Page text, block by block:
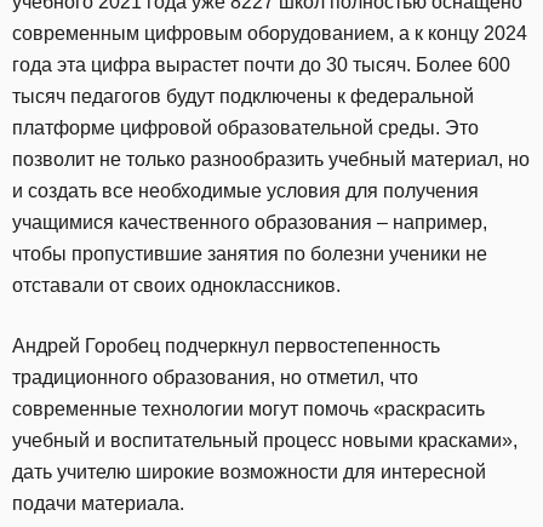
современным цифровым оборудованием, а к концу 2024
года эта цифра вырастет почти до 30 тысяч. Более 600
тысяч педагогов будут подключены к федеральной
платформе цифровой образовательной среды. Это
позволит не только разнообразить учебный материал, но
и создать все необходимые условия для получения
учащимися качественного образования – например,
чтобы пропустившие занятия по болезни ученики не
отставали от своих одноклассников.
Андрей Горобец подчеркнул первостепенность
традиционного образования, но отметил, что
современные технологии могут помочь «раскрасить
учебный и воспитательный процесс новыми красками»,
дать учителю широкие возможности для интересной
подачи материала.